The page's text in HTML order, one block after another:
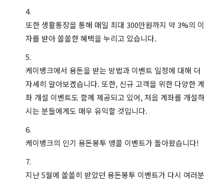
또한 생활통장을 통해 매일 최대 300만원까지 약 3%의 이
자를 받아 쏠쏠한 혜택을 누리고 있습니다.
케이뱅크에서 용돈을 받는 방법과 이벤트 일정에 대해 더
자세히 알아보겠습니다. 또한, 신규 고객을 위한 다양한 계
좌 개설 이벤트도 함께 제공되고 있어, 처음 계좌를 개설하
시는 분들에게도 매우 유익할 것입니다.
케이뱅크의 인기 용돈봉투 앵콜 이벤트가 돌아왔습니다!
지난 5월에 쏠쏠히 받았던 용돈봉투 이벤트가 다시 여러분